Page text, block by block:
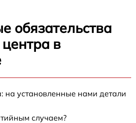
обязательства
в
на установленные нами детали
случаем?